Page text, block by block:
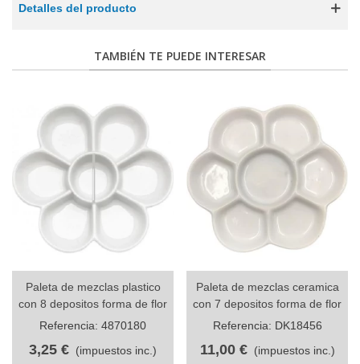
Detalles del producto
TAMBIÉN TE PUEDE INTERESAR
Paleta de mezclas plastico
con 8 depositos forma de flor
Referencia: 4870180
3,25 € (impuestos inc.)
Paleta de mezclas ceramica
con 7 depositos forma de flor
Referencia: DK18456
11,00 € (impuestos inc.)